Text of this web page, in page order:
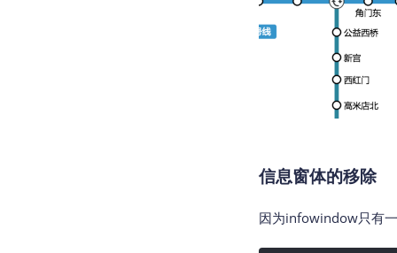
信息窗体的移除
因为infowindow只有